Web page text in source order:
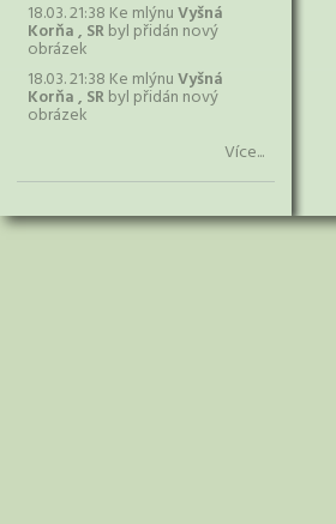
18.03. 21:38 Ke mlýnuVyšná
Korňa , SRbyl přidán nový
obrázek
18.03. 21:38 Ke mlýnuVyšná
Korňa , SRbyl přidán nový
obrázek
Více...